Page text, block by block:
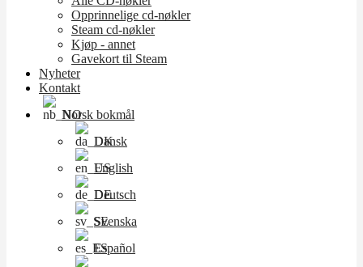
Opprinnelige cd-nøkler
Steam cd-nøkler
Kjøp - annet
Gavekort til Steam
Nyheter
Kontakt
Norsk bokmål
Dansk
English
Deutsch
Svenska
Español